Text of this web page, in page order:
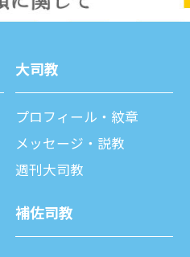
⼤司教
プロフィール・紋章
メッセージ・説教
週刊⼤司教
補佐司教